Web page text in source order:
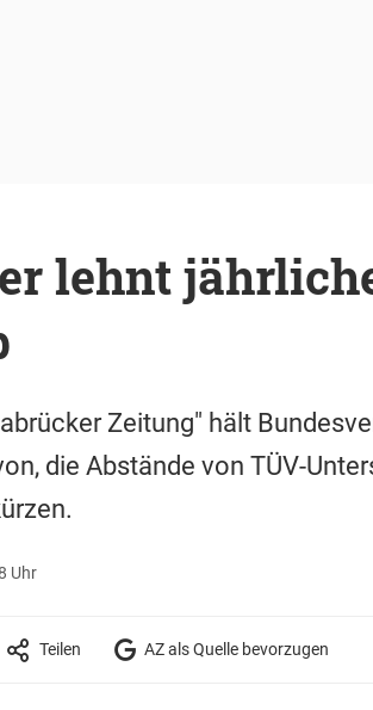
lehnt
Zeitung" hält
die Abstände von TÜV-
Uhr
Teilen AZ als Quelle bevorzugen